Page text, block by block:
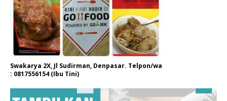
Swakarya 2X, Jl Sudirman, Denpasar. Telpon/wa
: 0817556154 (Ibu Tini)